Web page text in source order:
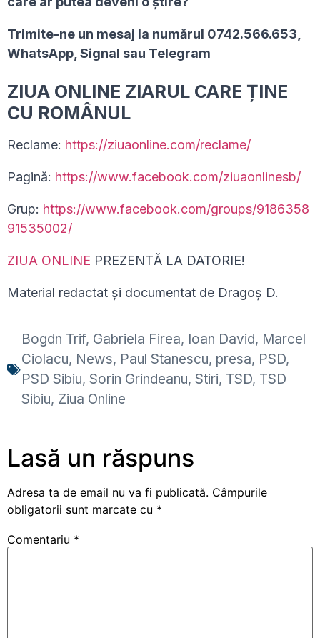
Trimite-ne un mesaj la numărul 0742.566.653,
WhatsApp, Signal sau Telegram
ZIUA ONLINE ZIARUL CARE ȚINE
CU ROMÂNUL
Reclame: https://ziuaonline.com/reclame/
Pagină: https://www.facebook.com/ziuaonlinesb/
Grup: https://www.facebook.com/groups/9186358
91535002/
ZIUA ONLINE PREZENTĂ LA DATORIE!
Material redactat și documentat de Dragoș D.
Bogdn Trif, Gabriela Firea, Ioan David, Marcel
Ciolacu, News, Paul Stanescu, presa, PSD,
PSD Sibiu, Sorin Grindeanu, Stiri, TSD, TSD
Sibiu, Ziua Online
Lasă un răspuns
Adresa ta de email nu va fi publicată. Câmpurile
obligatorii sunt marcate cu *
Comentariu *